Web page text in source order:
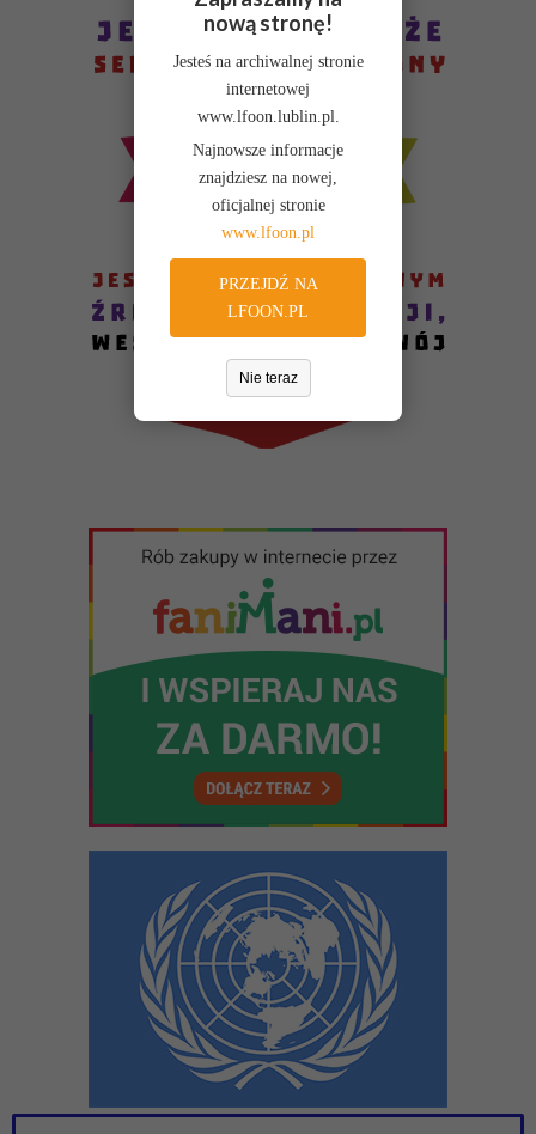
nową stronę!
Jesteś na archiwalnej stronie
internetowej
www.lfoon.lublin.pl.
Najnowsze informacje
znajdziesz na nowej,
oficjalnej stronie
www.lfoon.pl
PRZEJDŹ NA
LFOON.PL
Nie teraz